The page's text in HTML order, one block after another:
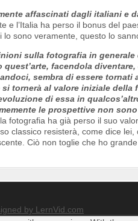
affascinati dagli italiani e
e l’Italia ha perso il bonus del
sono veramente, questo lo
sulla fotografia in
facendola
sembra di essere
tornerà al valore iniziale
di essa in
le prospettive non
fotografia ha già perso il suo
classico resisterà, come dice
Ciò non toglie che ho
by LernVid.com